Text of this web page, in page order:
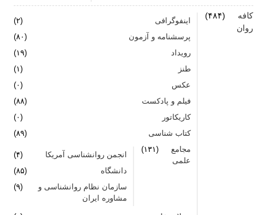
کافه
روان
(۴۸۴)
اینفوگرافی
(۲)
پرسشنامه و آزمون
(۸۰)
رویداد
(۱۹)
طنز
(۱)
عکس
(۰)
فیلم و پادکست
(۸۸)
کاریکاتور
(۰)
کتاب شناسی
(۸۹)
مجامع
علمی
(۱۳۱)
انجمن روانشناسی آمریکا
(۴)
دانشگاه
(۸۵)
سازمان نظام روانشناسی و
مشاوره ایران
(۹)